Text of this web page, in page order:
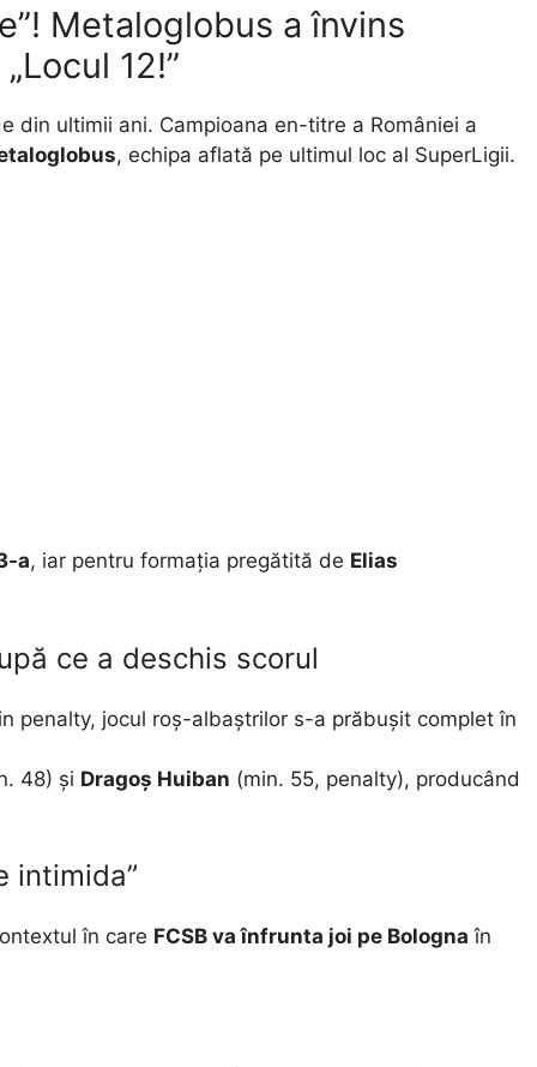
Metaloglobus a învins
12!”
din ultimii ani. Campioana en-titre a României a
, echipa aflată pe ultimul loc al SuperLigii.
a, iar pentru formația pregătită de Elias
ce a deschis scorul
penalty, jocul roș-albaștrilor s-a prăbușit complet în
48) și Dragoș Huiban (min. 55, penalty), producând
intimida”
în care FCSB va înfrunta joi pe Bologna în